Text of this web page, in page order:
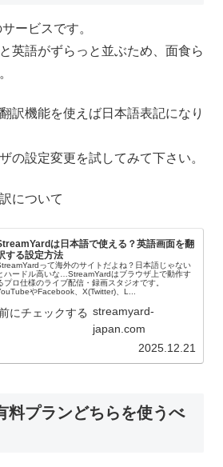
ービスです。
英語がずらっと並ぶため、面食ら
訳機能を使えば日本語表記になり
の設定変更を試してみて下さい。
について
は日本語で使える？英語画面を翻
する設定方法
って海外のサイトだよね？日本語じゃない
ハードル高いな…StreamYardはブラウザ上で動作す
プロ仕様のライブ配信・録画スタジオです。
やFacebook、X(Twitter)、L...
streamyard-
japan.com
2025.12.21
料プランどちらを使うべ